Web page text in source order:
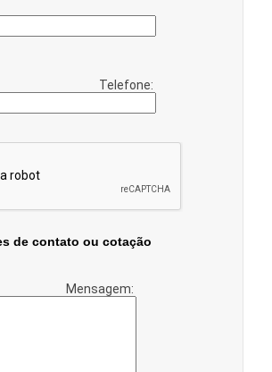
Telefone:
de contato ou cotação
Mensagem: